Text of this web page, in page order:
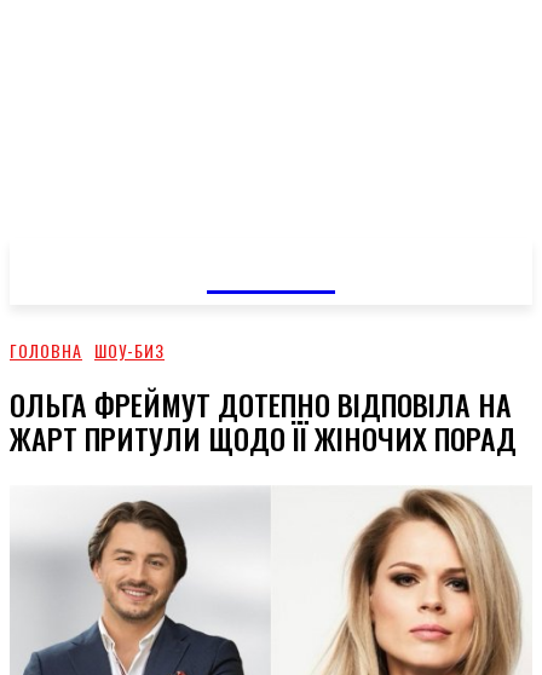
ГОЛОВНА ШОУ-БИЗ
ОЛЬГА ФРЕЙМУТ ДОТЕПНО ВІДПОВІЛА НА
ЖАРТ ПРИТУЛИ ЩОДО ЇЇ ЖІНОЧИХ ПОРАД